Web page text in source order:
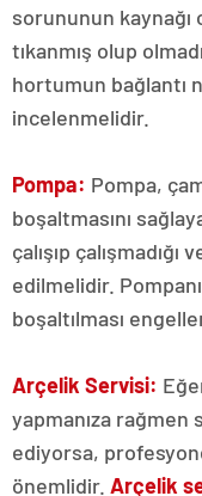
sorununun
tıkanmış olup
hortumun bağlantı
incelenmelidir.
Pompa: Pompa,
boşaltmasını
çalışıp çalışmadığı
edilmelidir.
boşaltılması
Arçelik Servisi:
yapmanıza
ediyorsa,
önemlidir. Arçelik